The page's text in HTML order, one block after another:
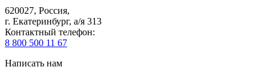
620027, Россия,
г. Екатеринбург, а/я 313
Контактный телефон:
8 800 500 11 67
Написать нам